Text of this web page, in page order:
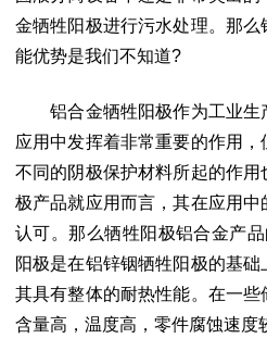
金牺牲阳极进行污水处理。那
能优势是我们不知道?
铝合金牺牲阳极作为工业生
应用中发挥着非常重要的作用，
不同的阴极保护材料所起的作
极产品就应用而言，其在应用
认可。那么牺牲阳极铝合金产
阳极是在铝锌铟牺牲阳极的基
其具有整体的耐热性能。在一
含量高，温度高，零件腐蚀速度